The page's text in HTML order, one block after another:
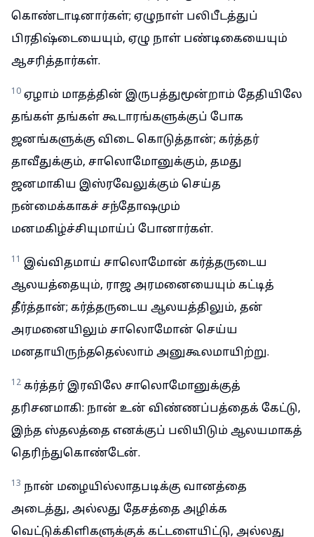
கொண்டாடினார்கள்; ஏழுநாள் பலிபீடத்துப்
பிரதிஷ்டையையும், ஏழு நாள் பண்டிகையையும்
ஆசரித்தார்கள்.
10 ஏழாம் மாதத்தின் இருபத்துமூன்றாம் தேதியிலே
தங்கள் தங்கள் கூடாரங்களுக்குப் போக
ஜனங்களுக்கு விடை கொடுத்தான்; கர்த்தர்
தாவீதுக்கும், சாலொமோனுக்கும், தமது
ஜனமாகிய இஸ்ரவேலுக்கும் செய்த
நன்மைக்காகச் சந்தோஷமும்
மனமகிழ்ச்சியுமாய்ப் போனார்கள்.
11 இவ்விதமாய் சாலொமோன் கர்த்தருடைய
ஆலயத்தையும், ராஜ அரமனையையும் கட்டித்
தீர்த்தான்; கர்த்தருடைய ஆலயத்திலும், தன்
அரமனையிலும் சாலொமோன் செய்ய
மனதாயிருந்ததெல்லாம் அனுகூலமாயிற்று.
12 கர்த்தர் இரவிலே சாலொமோனுக்குத்
தரிசனமாகி: நான் உன் விண்ணப்பத்தைக் கேட்டு,
இந்த ஸ்தலத்தை எனக்குப் பலியிடும் ஆலயமாகத்
தெரிந்துகொண்டேன்.
13 நான் மழையில்லாதபடிக்கு வானத்தை
அடைத்து, அல்லது தேசத்தை அழிக்க
வெட்டுக்கிளிகளுக்குக் கட்டளையிட்டு, அல்லது